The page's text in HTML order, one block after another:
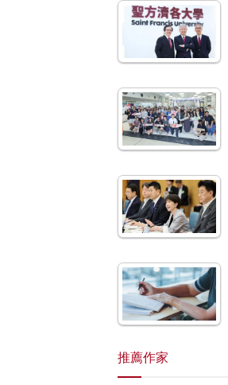
推薦作家